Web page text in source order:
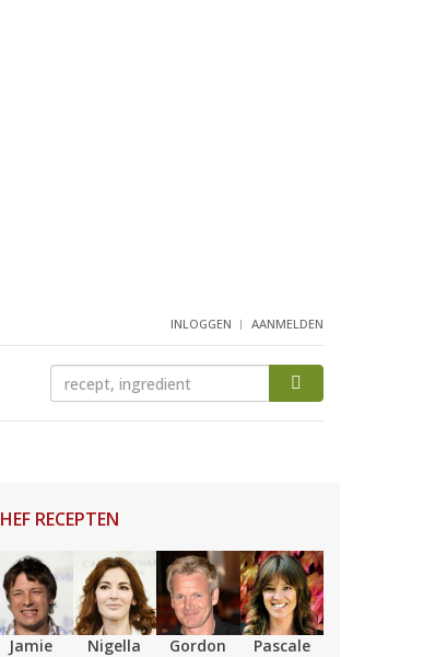
INLOGGEN AANMELDEN
RECEPTEN
Jamie Nigella Gordon Pascale